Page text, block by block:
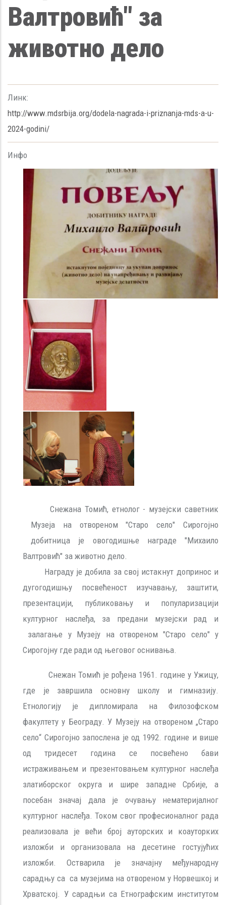
Валтровић" за
животно дело
Линк:
http://www.mdsrbija.org/dodela-nagrada-i-priznanja-mds-a-u-
2024-godini/
Инфо
Снежана Томић, етнолог - музејски саветник
Музеја на отвореном "Старо село" Сирогојно
добитница је овогодишње награде "Михаило
Валтровић" за животно дело.
Награду је добила за свој истакнут допринос и
дугогодишњу посвећеност изучавању, заштити,
презентацији, публиковању и популаризацији
културног наслеђа, за предани музејски рад и
залагање у Музеју на отвореном "Старо село" у
Сирогојну где ради од његовог оснивања.
Снежан Томић је рођена 1961. године у Ужицу,
где је завршила основну школу и гимназију.
Етнологију је дипломирала на Филозофском
факултету у Београду. У Музеју на отвореном „Старо
село“ Сирогојно запослена је од 1992. године и више
од тридесет година се посвећено бави
истраживањем и презентовањем културног наслеђа
златиборског округа и шире западне Србије, а
посебан значај дала је очувању нематеријалног
културног наслеђа. Током свог професионалног рада
реализовала је већи број ауторских и коауторких
изложби и организовала на десетине гостујућих
изложби. Остварила је значајну међународну
сарадњу са са музејима на отвореном у Норвешкој и
Хрватској. У сарадњи са Етнографским институтом